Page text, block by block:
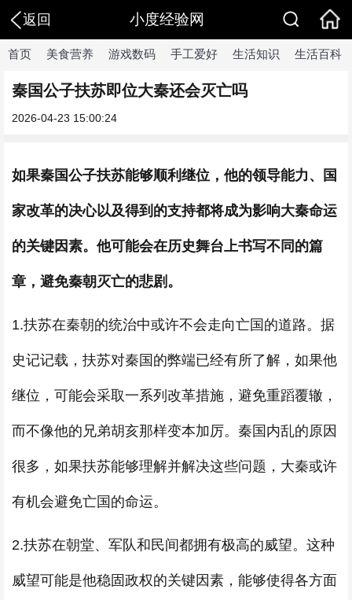
返回 小度经验网
首页 美食营养 游戏数码 手工爱好 生活知识 生活百科
秦国公子扶苏即位大秦还会灭亡吗
2026-04-23 15:00:24
如果秦国公子扶苏能够顺利继位，他的领导能力、国
家改革的决心以及得到的支持都将成为影响大秦命运
的关键因素。他可能会在历史舞台上书写不同的篇
章，避免秦朝灭亡的悲剧。
1.扶苏在秦朝的统治中或许不会走向亡国的道路。据
史记记载，扶苏对秦国的弊端已经有所了解，如果他
继位，可能会采取一系列改革措施，避免重蹈覆辙，
而不像他的兄弟胡亥那样变本加厉。秦国内乱的原因
很多，如果扶苏能够理解并解决这些问题，大秦或许
有机会避免亡国的命运。
2.扶苏在朝堂、军队和民间都拥有极高的威望。这种
威望可能是他稳固政权的关键因素，能够使得各方面